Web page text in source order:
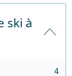
ski à
4